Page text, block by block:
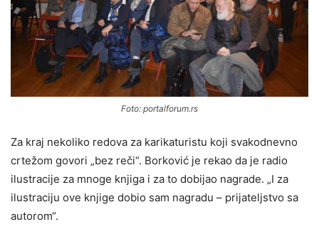
Foto: portalforum.rs
Za kraj nekoliko redova za karikaturistu koji svakodnevno
crtežom govori „bez reči“. Borković je rekao da je radio
ilustracije za mnoge knjiga i za to dobijao nagrade. „I za
ilustraciju ove knjige dobio sam nagradu – prijateljstvo sa
autorom“.